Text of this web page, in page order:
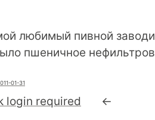
любимый пивной
пшеничное
01-31
login required ←